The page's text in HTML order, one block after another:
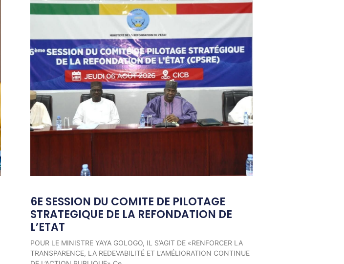
6E SESSION DU COMITE DE PILOTAGE
STRATEGIQUE DE LA REFONDATION DE
L’ETAT
POUR LE MINISTRE YAYA GOLOGO, IL S’AGIT DE «RENFORCER LA
TRANSPARENCE, LA REDEVABILITÉ ET L’AMÉLIORATION CONTINUE